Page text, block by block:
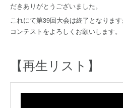
だきありがとうございました。
これにて第39回大会は終了となりま
コンテストをよろしくお願いします。
【再生リスト】